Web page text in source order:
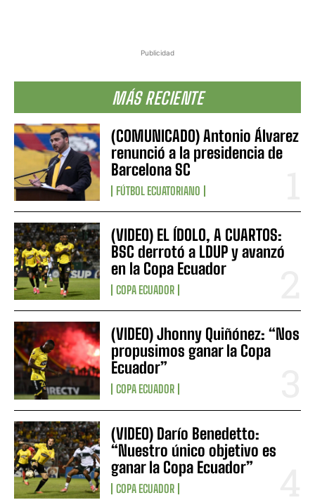
Publicidad
MÁS RECIENTE
(COMUNICADO) Antonio Álvarez
renunció a la presidencia de
Barcelona SC
FÚTBOL ECUATORIANO
(VIDEO) EL ÍDOLO, A CUARTOS:
BSC derrotó a LDUP y avanzó
en la Copa Ecuador
COPA ECUADOR
(VIDEO) Jhonny Quiñónez: “Nos
propusimos ganar la Copa
Ecuador”
COPA ECUADOR
(VIDEO) Darío Benedetto:
“Nuestro único objetivo es
ganar la Copa Ecuador”
COPA ECUADOR